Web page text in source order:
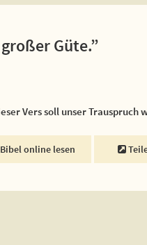
Güte.”
Vers soll unser Trauspruch
online lesen